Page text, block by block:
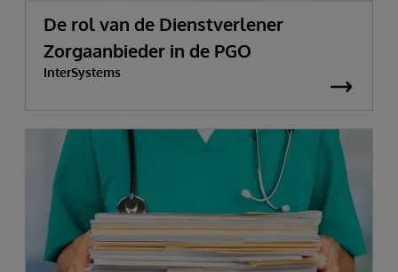
De rol van de Dienstverlener
Zorgaanbieder in de PGO
InterSystems